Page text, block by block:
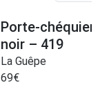
Porte-chéquier
noir – 419
La Guêpe
69€